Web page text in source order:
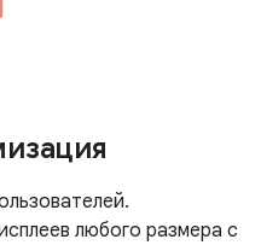
любого размера с